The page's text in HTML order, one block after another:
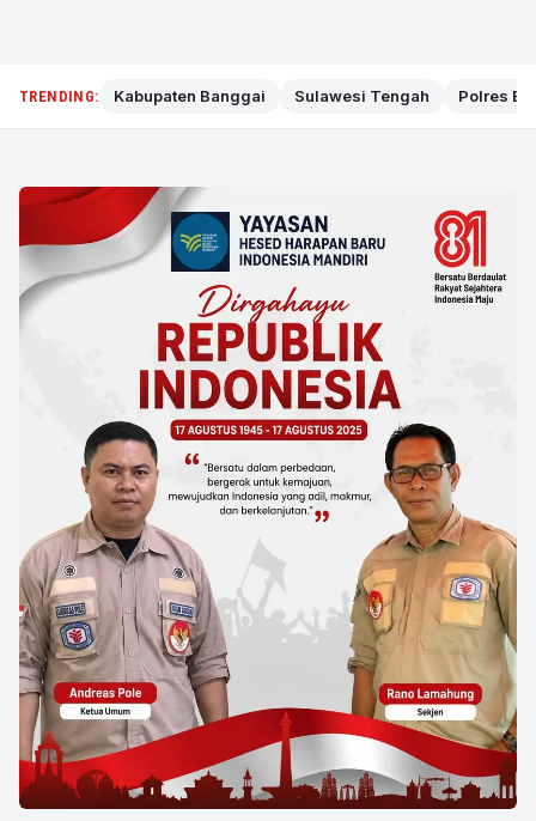
TRENDING: Kabupaten Banggai Sulawesi Tengah Polres